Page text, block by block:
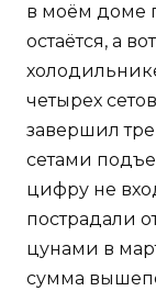
в моём доме
остаётся, а
четырех
завершил
сетами
цифру не
пострадали
цунами в
сумма